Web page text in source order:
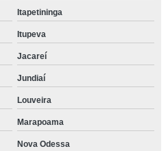
Itapetininga
Itupeva
Jacareí
Jundiaí
Louveira
Marapoama
Nova Odessa